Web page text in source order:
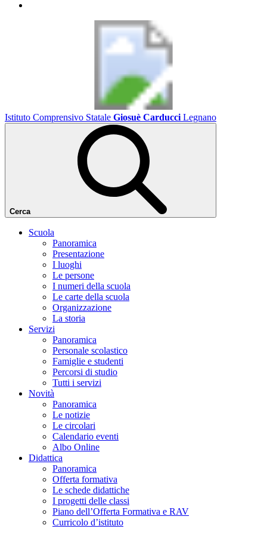
Istituto Comprensivo Statale Giosuè Carducci Legnano
Cerca
Scuola
Panoramica
Presentazione
I luoghi
Le persone
I numeri della scuola
Le carte della scuola
Organizzazione
La storia
Servizi
Panoramica
Personale scolastico
Famiglie e studenti
Percorsi di studio
Tutti i servizi
Novità
Panoramica
Le notizie
Le circolari
Calendario eventi
Albo Online
Didattica
Panoramica
Offerta formativa
Le schede didattiche
I progetti delle classi
Piano dell’Offerta Formativa e RAV
Curricolo d’istituto